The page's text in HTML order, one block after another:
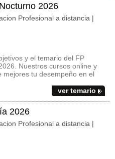
2026
Profesional a distancia |
y el temario del FP
Nuestros cursos online y
mejores tu desempeño en el
ver temario
2026
Profesional a distancia |